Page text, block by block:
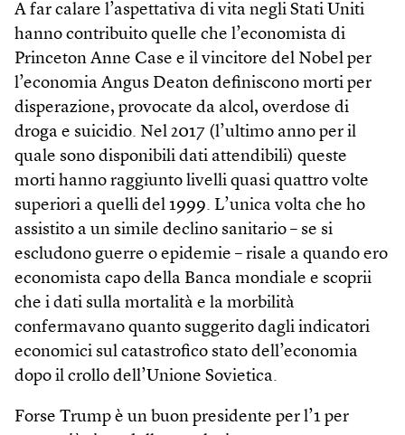
A far calare l’aspettativa di vita negli Stati Uniti
hanno contribuito quelle che l’economista di
Princeton Anne Case e il vincitore del Nobel per
l’economia Angus Deaton definiscono morti per
disperazione, provocate da alcol, overdose di
droga e suicidio. Nel 2017 (l’ultimo anno per il
quale sono disponibili dati attendibili) queste
morti hanno raggiunto livelli quasi quattro volte
superiori a quelli del 1999. L’unica volta che ho
assistito a un simile declino sanitario – se si
escludono guerre o epidemie – risale a quando ero
economista capo della Banca mondiale e scoprii
che i dati sulla mortalità e la morbilità
confermavano quanto suggerito dagli indicatori
economici sul catastrofico stato dell’economia
dopo il crollo dell’Unione Sovietica.
Forse Trump è un buon presidente per l’1 per